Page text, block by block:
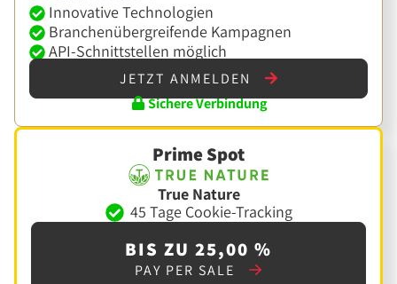
Innovative Technologien
Branchenübergreifende Kampagnen
API-Schnittstellen möglich
JETZT ANMELDEN
Sichere Verbindung
Prime Spot
True Nature
45 Tage Cookie-Tracking
BIS ZU 25,00 %
PAY PER SALE